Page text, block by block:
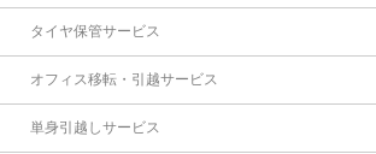
タイヤ保管サービス
オフィス移転・引越サービス
単身引越しサービス